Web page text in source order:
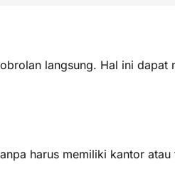
langsung. Hal ini dapat
harus memiliki kantor